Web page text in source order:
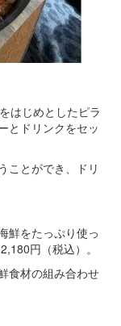
はじめとしたピラ
とドリンクをセッ
ことができ、ドリ
鮮をたっぷり使っ
円（税込）。
食材の組み合わせ